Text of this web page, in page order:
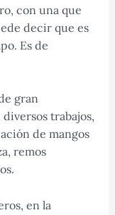
con una que
decir que es
Es de
gran
trabajos,
de mangos
remos
en la